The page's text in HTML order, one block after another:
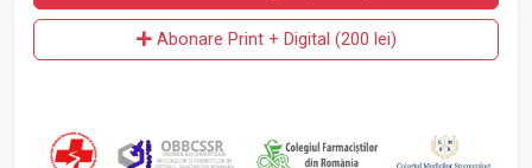
Abonare Print + Digital (200 lei)